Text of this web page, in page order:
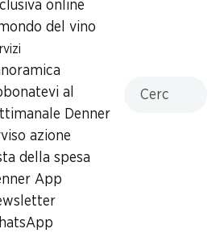
online
mondo del vino
al
Denner
azione
della spesa
App
08:00 - 19:00